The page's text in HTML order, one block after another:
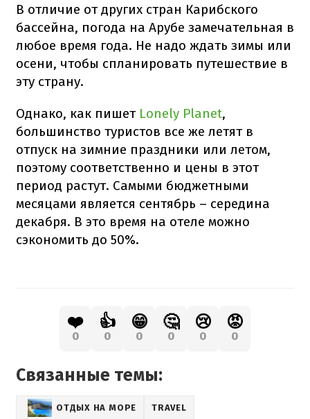
В отличие от других стран Карибского
бассейна, погода на Арубе замечательная в
любое время года. Не надо ждать зимы или
осени, чтобы спланировать путешествие в
эту страну.
Однако, как пишет Lonely Planet,
большинство туристов все же летят в
отпуск на зимние праздники или летом,
поэтому соответственно и цены в этот
период растут. Самыми бюджетными
месяцами является сентябрь – середина
декабря. В это время на отеле можно
сэкономить до 50%.
❤️
0
👍
0
😁
0
🤔
0
😢
0
😡
0
Связанные темы:
ОТДЫХ НА МОРЕ TRAVEL